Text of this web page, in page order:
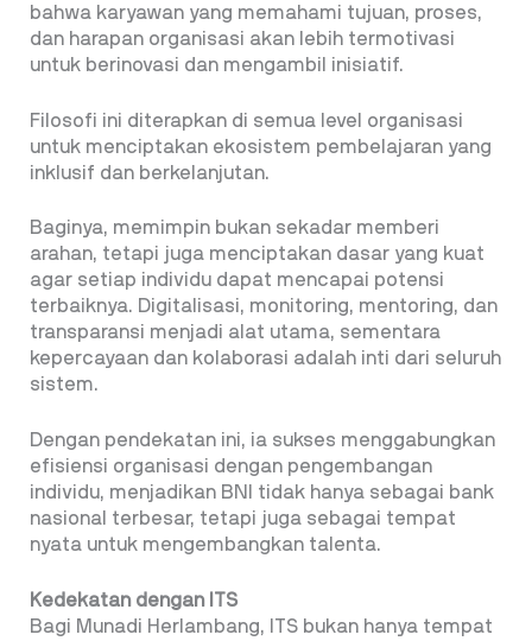
bahwa karyawan yang memahami tujuan, proses,
dan harapan organisasi akan lebih termotivasi
untuk berinovasi dan mengambil inisiatif.
Filosofi ini diterapkan di semua level organisasi
untuk menciptakan ekosistem pembelajaran yang
inklusif dan berkelanjutan.
Baginya, memimpin bukan sekadar memberi
arahan, tetapi juga menciptakan dasar yang kuat
agar setiap individu dapat mencapai potensi
terbaiknya. Digitalisasi, monitoring, mentoring, dan
transparansi menjadi alat utama, sementara
kepercayaan dan kolaborasi adalah inti dari seluruh
sistem.
Dengan pendekatan ini, ia sukses menggabungkan
efisiensi organisasi dengan pengembangan
individu, menjadikan BNI tidak hanya sebagai bank
nasional terbesar, tetapi juga sebagai tempat
nyata untuk mengembangkan talenta.
Kedekatan dengan ITS
Bagi Munadi Herlambang, ITS bukan hanya tempat